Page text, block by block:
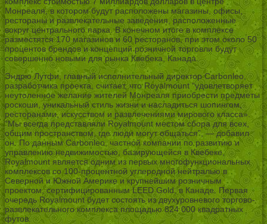
Монреаля, в котором будут расположены магазины, офисы,
рестораны и развлекательные заведения, расположенные
вокруг центрального парка. В конечном итоге в комплексе
разместятся 170 магазинов и 60 ресторанов, при этом около 50
процентов брендов и концепций розничной торговли будут
совершенно новыми для рынка Квебека, Канада.
Эндрю Лутфи, главный исполнительный директор Carbonleo,
разработчика проекта, считает, что Royalmount “удовлетворяет
неутоленное желание жителей Монреаля приобрести предметы
роскоши, уникальный стиль жизни и насладиться шопингом,
ресторанами, искусством и развлечениями мирового класса».
“Мы всегда представляли Royalmount местом сбора для всех,
общим пространством, где люди могут общаться”, — добавил
он. По данным Carbonleo, частной компании по развитию и
управлению недвижимостью, базирующейся в Квебеке,
Royalmount является одним из первых многофункциональных
комплексов со 100-процентной углеродной нейтралью в
Северной и Южной Америке и крупнейшим розничным
проектом, сертифицированным LEED Gold, в Канаде. Первая
очередь Royalmount будет состоять из двухуровневого торгово-
развлекательного комплекса площадью 824 000 квадратных
футов.